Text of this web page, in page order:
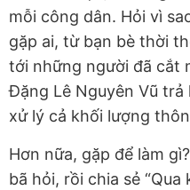
mỗi công dân. Hỏi vì
gặp ai, từ bạn bè thời
tới những người đã cắt
Đặng Lê Nguyên Vũ
xử lý cả khối lượng
Hơn nữa, gặp để làm
bã hỏi, rồi chia sẻ